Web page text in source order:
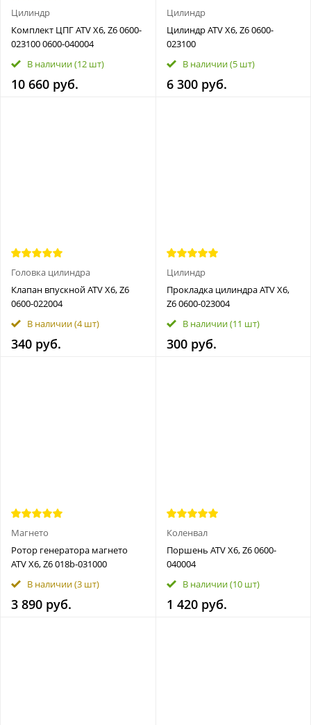
Цилиндр
Комплект ЦПГ ATV X6, Z6 0600-
023100 0600-040004
В наличии(12 шт)
10 660 руб.
Цилиндр
Цилиндр ATV X6, Z6 0600-
023100
В наличии(5 шт)
6 300 руб.
Головка цилиндра
Клапан впускной ATV X6, Z6
0600-022004
В наличии(4 шт)
340 руб.
Цилиндр
Прокладка цилиндра ATV X6,
Z6 0600-023004
В наличии(11 шт)
300 руб.
Магнето
Ротор генератора магнето
ATV X6, Z6 018b-031000
В наличии(3 шт)
3 890 руб.
Коленвал
Поршень ATV X6, Z6 0600-
040004
В наличии(10 шт)
1 420 руб.